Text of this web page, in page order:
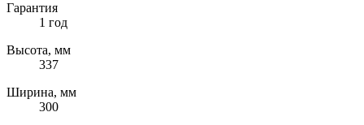
Гарантия
1 год
Высота, мм
337
Ширина, мм
300